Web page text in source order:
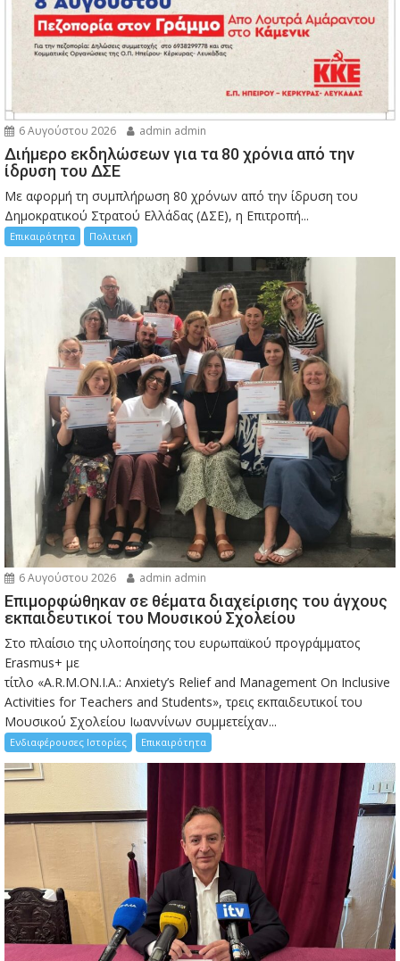
6 Αυγούστου 2026 admin admin
Διήμερο εκδηλώσεων για τα 80 χρόνια από την
ίδρυση του ΔΣΕ
Με αφορμή τη συμπλήρωση 80 χρόνων από την ίδρυση του
Δημοκρατικού Στρατού Ελλάδας (ΔΣΕ), η Επιτροπή...
Επικαιρότητα Πολιτική
6 Αυγούστου 2026 admin admin
Eπιμορφώθηκαν σε θέματα διαχείρισης του άγχους
εκπαιδευτικοί του Μουσικού Σχολείου
Στο πλαίσιο της υλοποίησης του ευρωπαϊκού προγράμματος
Erasmus+ με
τίτλο «A.R.M.ON.I.A.: Anxiety’s Relief and Management On Inclusive
Activities for Teachers and Students», τρεις εκπαιδευτικοί του
Μουσικού Σχολείου Ιωαννίνων συμμετείχαν...
Ενδιαφέρουσες Ιστορίες Επικαιρότητα